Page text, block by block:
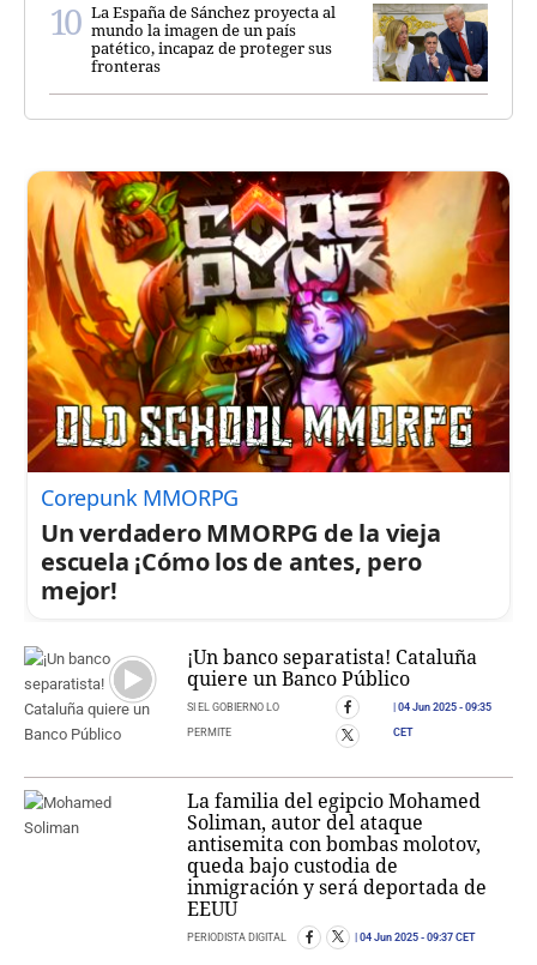
La España de Sánchez proyecta al
mundo la imagen de un país
patético, incapaz de proteger sus
fronteras
Corepunk MMORPG
Un verdadero MMORPG de la vieja
escuela ¡Cómo los de antes, pero
mejor!
¡Un banco separatista! Cataluña
quiere un Banco Público
SI EL GOBIERNO LO
PERMITE
04 Jun 2025- 09:35
CET
La familia del egipcio Mohamed
Soliman, autor del ataque
antisemita con bombas molotov,
queda bajo custodia de
inmigración y será deportada de
EEUU
PERIODISTA DIGITAL 04 Jun 2025 - 09:37 CET